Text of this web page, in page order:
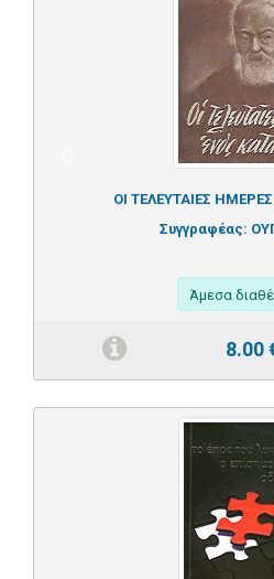
ΟΙ ΤΕΛΕΥΤΑΙΕΣ
Συγγραφέας:
Άμεσα
8.00